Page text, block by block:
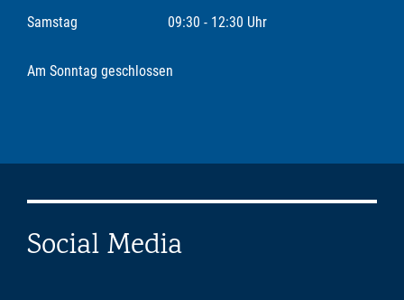
Samstag
09:30 - 12:30 Uhr
Am Sonntag geschlossen
Social Media